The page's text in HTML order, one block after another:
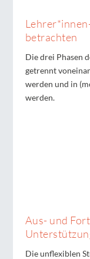
betrachten
Die drei Phasen
getrennt
werden und in
werden.
Aus- und
Die unflexiblen